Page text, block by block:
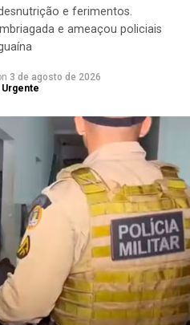
e ferimentos.
e ameaçou policiais
3 de agosto de 2026
Urgente